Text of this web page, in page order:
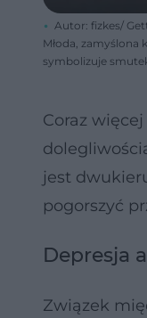
Autor: fizkes/
Młoda, zamyślona
symbolizuje
Coraz
jest
pogorszyć
Depresja
Związek